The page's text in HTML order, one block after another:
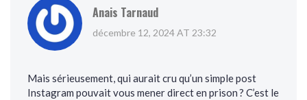
Anais Tarnaud
décembre 12, 2024 AT 23:32
Mais sérieusement, qui aurait cru qu’un simple post
Instagram pouvait vous mener direct en prison ? C’est le